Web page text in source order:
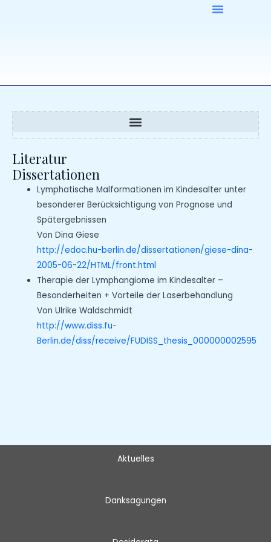
Literatur
Dissertationen
Lymphatische Malformationen im Kindesalter unter
besonderer Berücksichtigung von Prognose und
Spätergebnissen
Von Dina Giese
http://edoc.hu-berlin.de/dissertationen/giese-dina-
2005-06-22/HTML/front.html
Therapie der Lymphangiome im Kindesalter –
Besonderheiten + Vorteile der Laserbehandlung
Von Ulrike Waldschmidt
http://www.diss.fu-
Berlin.de/diss/receive/FUDISS_thesis_000000002595
Aktuelles
Danksagungen